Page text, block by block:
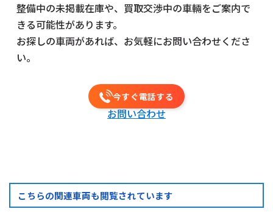
バス
その他
185
整備中の未掲載在庫や、買取交渉中の車輛をご案内で
きる可能性があります。
お探しの車両があれば、お気軽にお問い合わせくださ
い。
今すぐ電話する
お問い合わせ
こちらの関連車両も閲覧されています